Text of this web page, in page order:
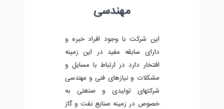
مهندسی
این شرکت با وجود افراد خبره و
دارای سابقه مفید در این زمینه
افتخار دارد در ارتباط با مسایل و
مشکلات و نیازهای فنی و مهندسی
شرکتهای تولیدی و صنعتی به
خصوص در زمینه صنایع نفت و گاز